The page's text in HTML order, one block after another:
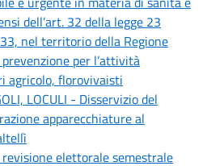
dell’art. 32 della legge 23
nel territorio della Regione
per l’attività
agricolo, florovivaisti
LOCULI - Disservizio del
apparecchiature al
elettorale semestrale